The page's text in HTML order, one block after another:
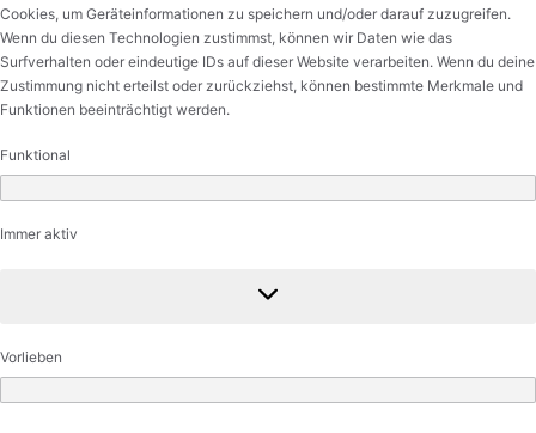
Cookies, um Geräteinformationen zu speichern und/oder darauf zuzugreifen.
Wenn du diesen Technologien zustimmst, können wir Daten wie das
Surfverhalten oder eindeutige IDs auf dieser Website verarbeiten. Wenn du deine
Zustimmung nicht erteilst oder zurückziehst, können bestimmte Merkmale und
Funktionen beeinträchtigt werden.
Funktional
Funktional
Immer aktiv
Vorlieben